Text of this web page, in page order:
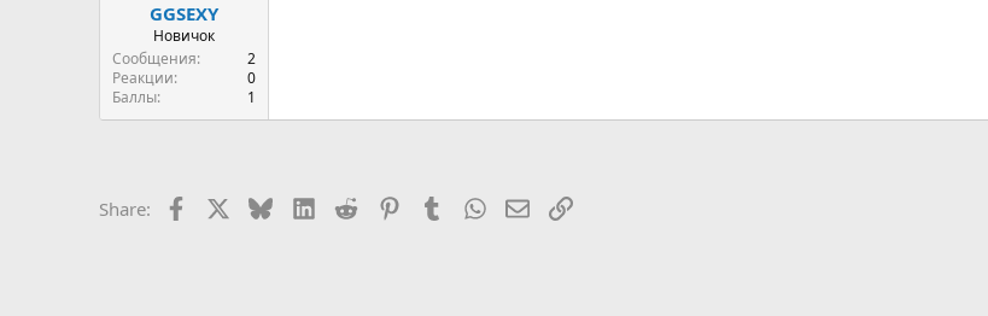
GGSEXY
Новичок
Сообщения
2
Реакции
0
Баллы
1
Share: Facebook BlueskyLinkedIn
Reddit PinterestTumblrWhatsApp
EmailLink